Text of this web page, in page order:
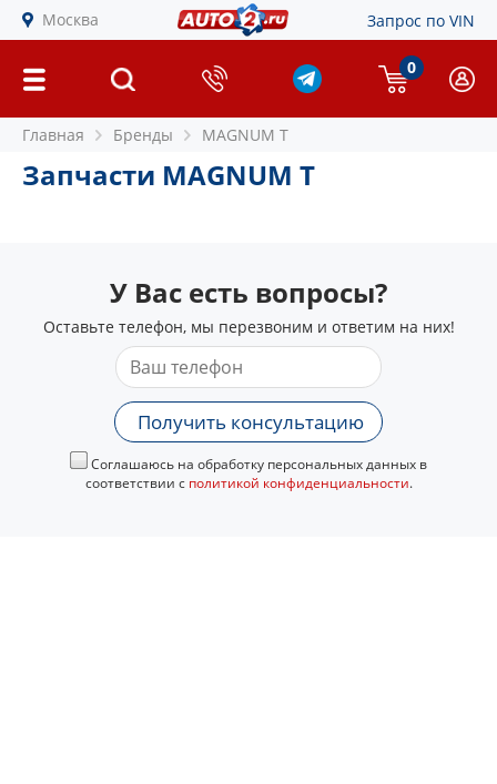
Москва Запрос по VIN
0
Главная Бренды MAGNUM T
Запчасти MAGNUM T
У Вас есть вопросы?
Оставьте телефон, мы перезвоним и ответим на них!
Получить консультацию
Соглашаюсь на обработку персональных данных в
соответствии с политикой конфиденциальности.